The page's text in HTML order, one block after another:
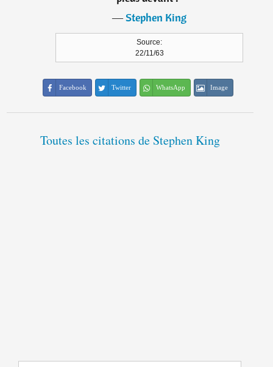
―Stephen King
Source:
22/11/63
Facebook Twitter WhatsApp Image
Toutes les citations de Stephen King